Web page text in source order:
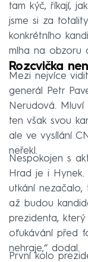
tam kýč, říkají,
jsme si za
konkrétního
mlha na obzoru
Rozcvička
Mezi nejvíce
generál Petr
Nerudová.
ten však svou
ale ve vysílání
neřekl.
Nespokojen s
Hrad je i Hynek.
utkání
až budou
prezidenta,
oťukávání před
nehraje,“ dodal.
První kolo